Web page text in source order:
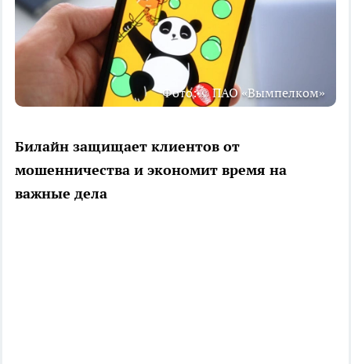
Фото: © ПАО «Вымпелком»
Билайн защищает клиентов от
мошенничества и экономит время на
важные дела